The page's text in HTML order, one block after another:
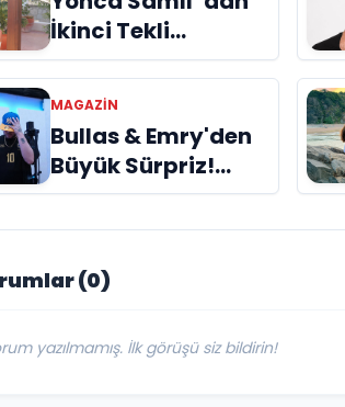
İkinci Tekli
“Donacaksın
Sevgilim “
yayımlandı
MAGAZIN
Bullas & Emry'den
Büyük Sürpriz!
"Kaç Kurtul" ile
Tarz Değiştirdiler
(0)
yazılmamış. İlk görüşü siz bildirin!